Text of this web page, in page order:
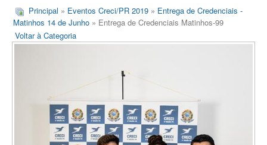
Principal » Eventos Creci/PR 2019 » Entrega de Credenciais -
Matinhos 14 de Junho » Entrega de Credenciais Matinhos-99
Voltar à Categoria